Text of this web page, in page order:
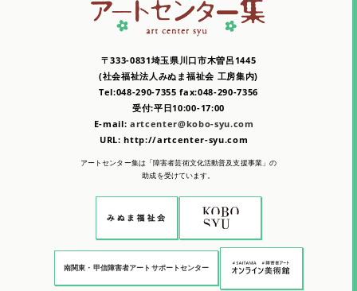
〒333-0831埼玉県川口市木曽呂1445
(社会福祉法人みぬま福祉会 工房集内)
Tel:048-290-7355 fax:048-290-7356
受付:平日10:00-17:00
E-mail: artcenter@kobo-syu.com
URL: http://artcenter-syu.com
アートセンター集は「障害者芸術文化活動普及支援事業」の
助成を受けています。
南関東・甲信障害者アートサポートセンター